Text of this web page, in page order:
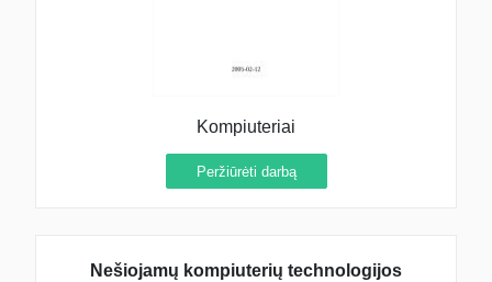
Kompiuteriai
Peržiūrėti darbą
Nešiojamų kompiuterių technologijos